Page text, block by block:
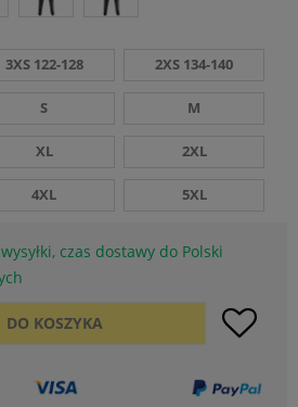
3XS 122-128 2XS 134-140
S M
XL 2XL
4XL 5XL
czas dostawy do Polski
DO KOSZYKA